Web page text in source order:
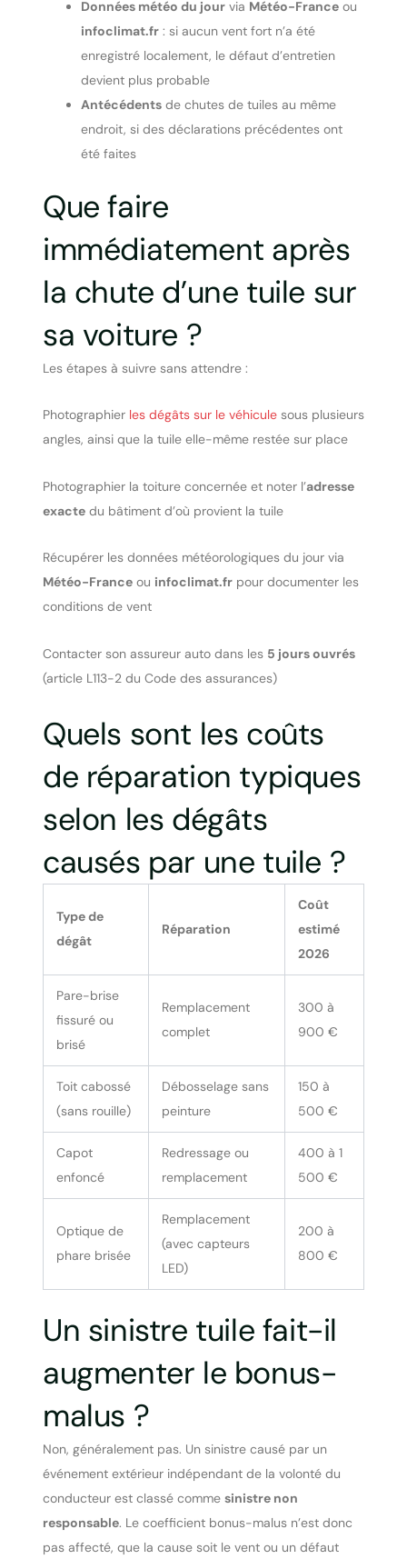
Données météo du jour via Météo-France ou
infoclimat.fr : si aucun vent fort n’a été
enregistré localement, le défaut d’entretien
devient plus probable
Antécédents de chutes de tuiles au même
endroit, si des déclarations précédentes ont
été faites
Que faire
immédiatement après
la chute d’une tuile sur
sa voiture ?
Les étapes à suivre sans attendre :
Photographier les dégâts sur le véhicule sous plusieurs
angles, ainsi que la tuile elle-même restée sur place
Photographier la toiture concernée et noter l’adresse
exacte du bâtiment d’où provient la tuile
Récupérer les données météorologiques du jour via
Météo-France ou infoclimat.fr pour documenter les
conditions de vent
Contacter son assureur auto dans les 5 jours ouvrés
(article L113-2 du Code des assurances)
Quels sont les coûts
de réparation typiques
selon les dégâts
causés par une tuile ?
Type de
dégât
Réparation
Coût
estimé
2026
Pare-brise
fissuré ou
brisé
Remplacement
complet
300 à
900 €
Toit cabossé
(sans rouille)
Débosselage sans
peinture
150 à
500 €
Capot
enfoncé
Redressage ou
remplacement
400 à 1
500 €
Optique de
phare brisée
Remplacement
(avec capteurs
LED)
200 à
800 €
Un sinistre tuile fait-il
augmenter le bonus-
malus ?
Non, généralement pas. Un sinistre causé par un
événement extérieur indépendant de la volonté du
conducteur est classé comme sinistre non
responsable. Le coefficient bonus-malus n’est donc
pas affecté, que la cause soit le vent ou un défaut